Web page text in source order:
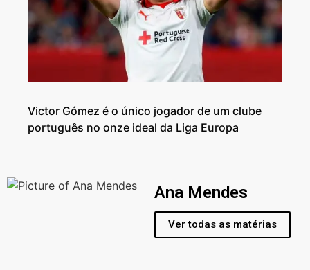
Victor Gómez é o único jogador de um clube
português no onze ideal da Liga Europa
Ana Mendes
Ver todas as matérias